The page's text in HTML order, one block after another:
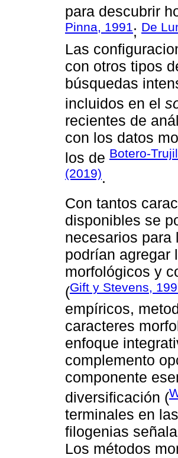
para descubrir
Pinna, 1991; De
Las
con otros tipos
búsquedas
incluidos en el
recientes de
con los datos
los de Botero-
(2019).
Con tantos
disponibles se
necesarios para
podrían agregar
morfológicos y
(Gift y Stevens,
empíricos,
caracteres
enfoque
complemento
componente
diversificación (
terminales en
filogenias
Los métodos